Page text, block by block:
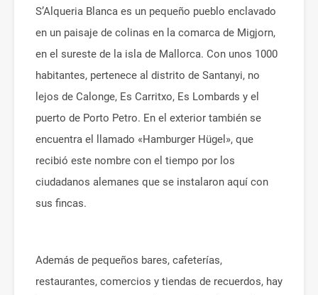
S’Alqueria Blanca es un pequeño pueblo enclavado
en un paisaje de colinas en la comarca de Migjorn,
en el sureste de la isla de Mallorca. Con unos 1000
habitantes, pertenece al distrito de Santanyi, no
lejos de Calonge, Es Carritxo, Es Lombards y el
puerto de Porto Petro. En el exterior también se
encuentra el llamado «Hamburger Hügel», que
recibió este nombre con el tiempo por los
ciudadanos alemanes que se instalaron aquí con
sus fincas.
Además de pequeños bares, cafeterías,
restaurantes, comercios y tiendas de recuerdos, hay